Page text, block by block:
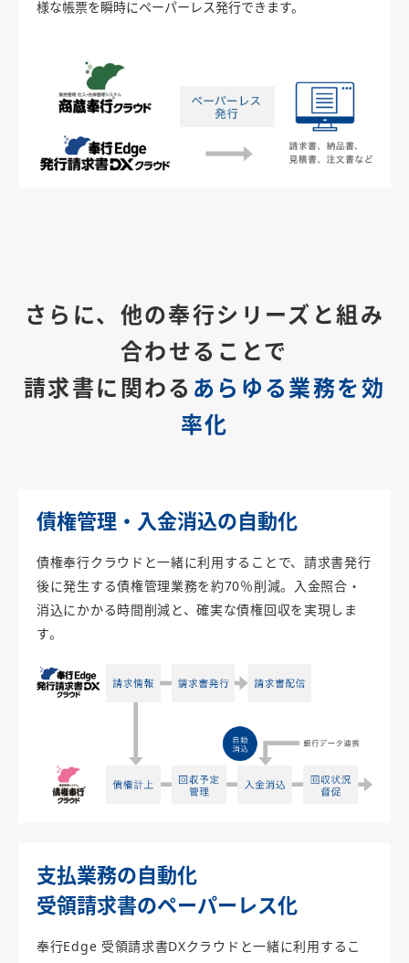
様な帳票を瞬時にペーパーレス発行できます。
さらに、他の奉行シリーズと組み
合わせることで
請求書に関わる あらゆる業務を効
率化
債権管理・入金消込の自動化
債権奉行クラウドと一緒に利用することで、請求書発行
後に発生する債権管理業務を約70％削減。入金照合・
消込にかかる時間削減と、確実な債権回収を実現しま
す。
支払業務の自動化
受領請求書のペーパーレス化
奉行Edge 受領請求書DXクラウドと一緒に利用するこ